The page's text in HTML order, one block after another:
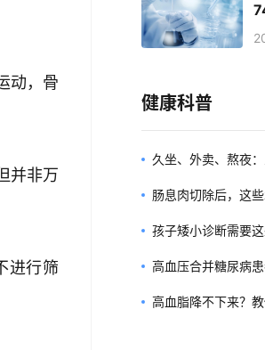
动，骨
并非万
进行筛
健康科普
久坐、外卖、熬夜
职场人如何远离糖
肠息肉切除后，这
孩子矮小诊断需要
高血压合并糖尿病
高血脂降不下来？